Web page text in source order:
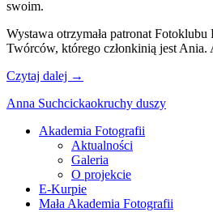
swoim.
Wystawa otrzymała patronat Fotoklubu
Twórców, którego członkinią jest Ania.
Czytaj dalej →
Anna Suchcickaokruchy duszy
Oficjalna strona
Ostrołęckiego
Fotograficznego
Akademia Fotografii
Aktualności
Galeria
O projekcie
E-Kurpie
Mała Akademia Fotografii